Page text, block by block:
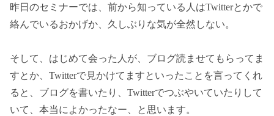
昨日のセミナーでは、前から知っている人はTwitterとかで
絡んでいるおかげか、久しぶりな気が全然しない。
そして、はじめて会った人が、ブログ読ませてもらってま
すとか、Twitterで見かけてますといったことを言ってくれ
ると、ブログを書いたり、Twitterでつぶやいていたりして
いて、本当によかったなー、と思います。